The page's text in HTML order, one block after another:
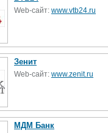
Web-сайт: www.vtb24.ru
Зенит
Web-сайт: www.zenit.ru
МДМ Банк